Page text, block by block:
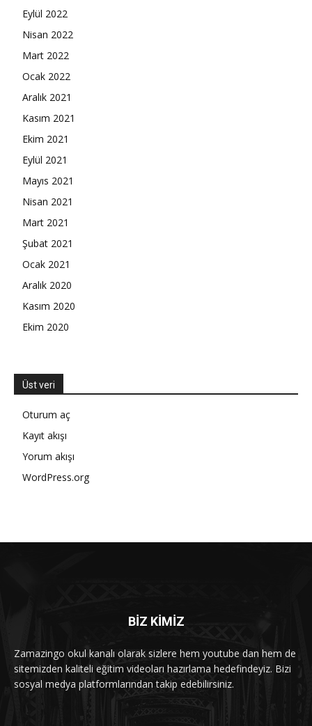
Eylül 2022
Nisan 2022
Mart 2022
Ocak 2022
Aralık 2021
Kasım 2021
Ekim 2021
Eylül 2021
Mayıs 2021
Nisan 2021
Mart 2021
Şubat 2021
Ocak 2021
Aralık 2020
Kasım 2020
Ekim 2020
Üst veri
Oturum aç
Kayıt akışı
Yorum akışı
WordPress.org
BİZ KİMİZ
Zamazingo okul kanalı olarak sizlere hem youtube dan hem de
sitemizden kaliteli eğitim videoları hazırlama hedefindeyiz. Bizi
sosyal medya platformlarından takip edebilirsiniz.